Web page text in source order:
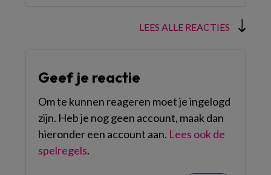
LEES ALLE REACTIES
Geef je reactie
Om te kunnen reageren moet je ingelogd
zijn. Heb je nog geen account, maak dan
hieronder een account aan. Lees ook de
spelregels.